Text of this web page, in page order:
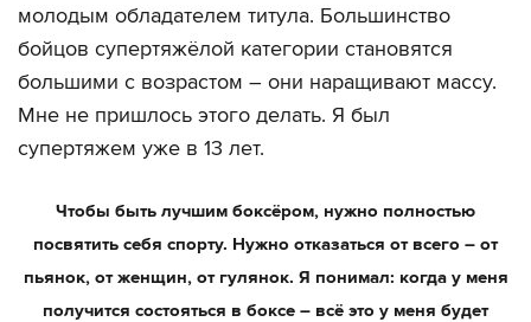
молодым обладателем титула. Большинство
бойцов супертяжёлой категории становятся
большими с возрастом – они наращивают массу.
Мне не пришлось этого делать. Я был
супертяжем уже в 13 лет.
Чтобы быть лучшим боксёром, нужно полностью
посвятить себя спорту. Нужно отказаться от всего – от
пьянок, от женщин, от гулянок. Я понимал: когда у меня
получится состояться в боксе – всё это у меня будет